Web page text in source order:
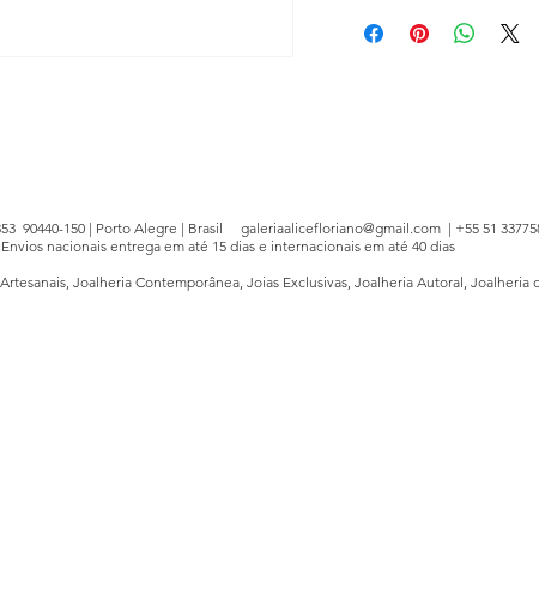
90440-150 | Porto Alegre | Brasil galeriaalicefloriano@gmail.com| +55 51
Envios nacionais entrega em até 15 dias e internacionais em até 40 dias
Joalheria Contemporânea, Joias Exclusivas, Joalheria Autoral, Joalheria